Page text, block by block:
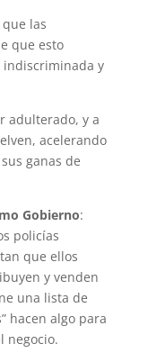
las
que esto
indiscriminada y
adulterado, y a
acelerando
ganas de
Gobierno:
policías
que ellos
y venden
una lista de
hacen algo para
negocio.